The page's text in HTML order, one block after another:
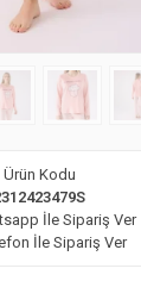
Ürün Kodu
İle Sipariş Ver
İle Sipariş Ver